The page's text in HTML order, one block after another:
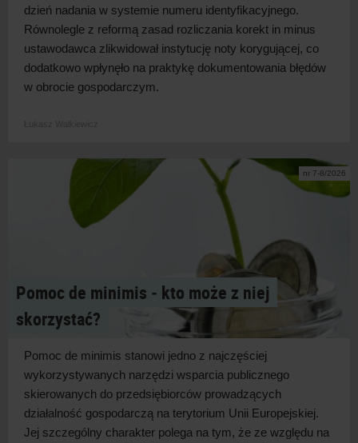
dzień nadania w systemie numeru identyfikacyjnego.
Równolegle z reformą zasad rozliczania korekt in minus
ustawodawca zlikwidował instytucję noty korygującej, co
dodatkowo wpłynęło na praktykę dokumentowania błędów
w obrocie gospodarczym.
nr 7-8/2026
Pomoc de minimis ‑ kto może z niej
skorzystać?
Pomoc de minimis stanowi jedno z najczęściej
wykorzystywanych narzędzi wsparcia publicznego
skierowanych do przedsiębiorców prowadzących
działalność gospodarczą na terytorium Unii Europejskiej.
Jej szczególny charakter polega na tym, że ze względu na